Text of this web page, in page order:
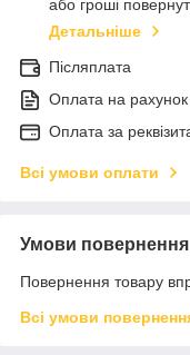
або гроші
Детальніше
Післяплата
Оплата на рахунок
Оплата за
Всі умови оплати
Умови повернення
Повернення товару
Всі умови